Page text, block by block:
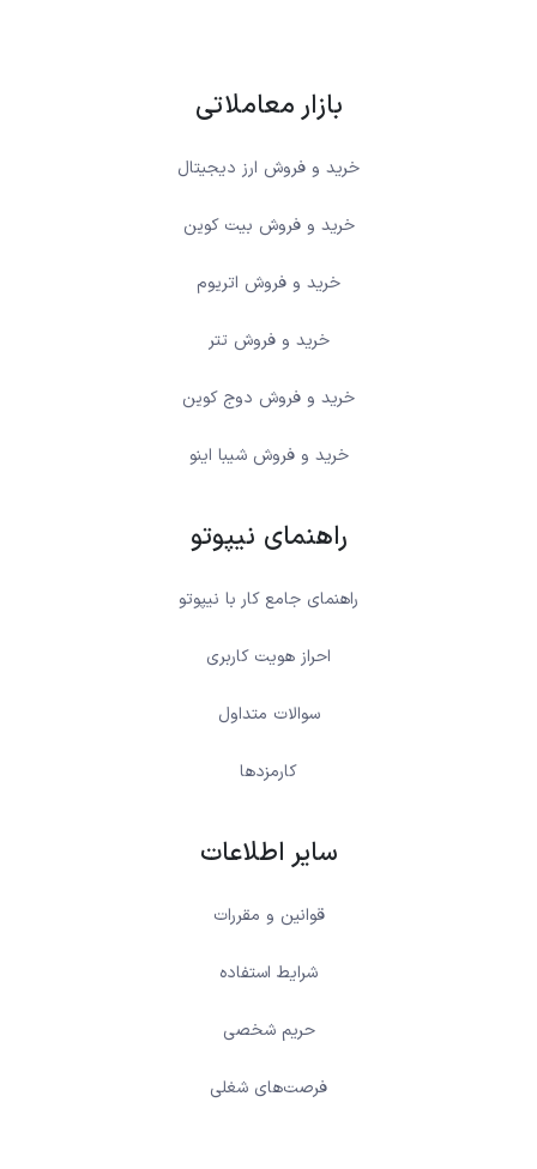
بازار معاملاتی
خرید و فروش ارز دیجیتال
خرید و فروش بیت کوین
خرید و فروش اتریوم
خرید و فروش تتر
خرید و فروش دوج کوین
خرید و فروش شیبا اینو
راهنمای نیپوتو
راهنمای جامع کار با نیپوتو
احراز هویت کاربری
سوالات متداول
کارمزدها
سایر اطلاعات
قوانین و مقررات
شرایط استفاده
حریم شخصی
فرصت‌های شغلی